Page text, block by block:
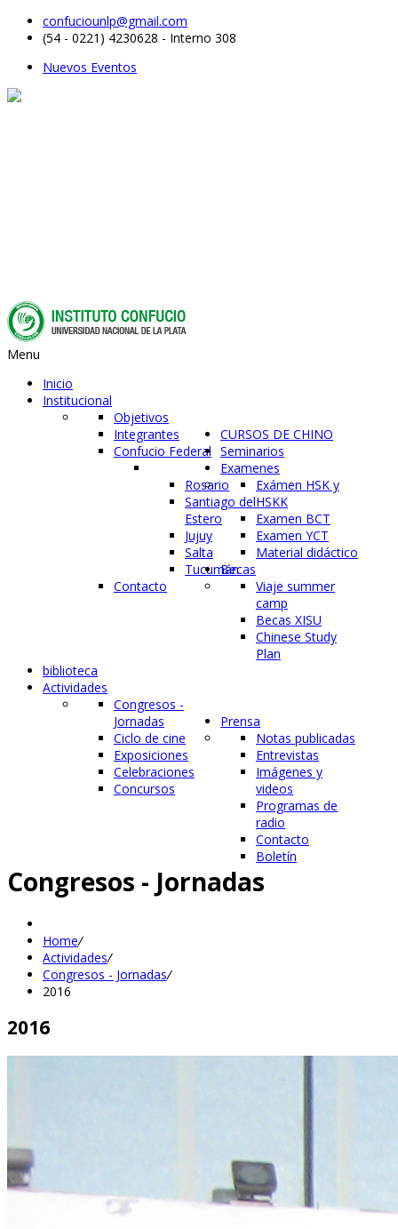
confuciounlp@gmail.com
(54 - 0221) 4230628 - Interno 308
Nuevos Eventos
Menu
Inicio
Institucional
Objetivos
Integrantes
Confucio Federal
Rosario
Santiago del
Estero
Jujuy
Salta
Tucumán
Contacto
CURSOS DE CHINO
Seminarios
Examenes
Exámen HSK y
HSKK
Examen BCT
Examen YCT
Material didáctico
Becas
Viaje summer
camp
Becas XISU
Chinese Study
Plan
biblioteca
Actividades
Congresos -
Jornadas
Ciclo de cine
Exposiciones
Celebraciones
Concursos
Prensa
Notas publicadas
Entrevistas
Imágenes y
videos
Programas de
radio
Contacto
Boletín
Congresos - Jornadas
Home/
Actividades/
Congresos - Jornadas/
2016
2016